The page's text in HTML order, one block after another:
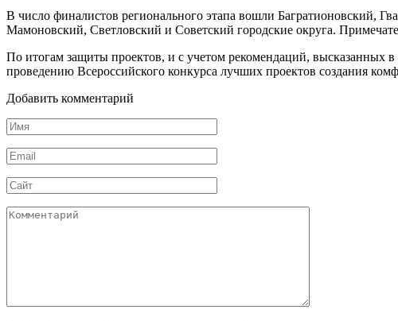
В число финалистов регионального этапа вошли Багратионовский,
Мамоновский, Светловский и Советский городские округа.
По итогам защиты проектов, и с учетом рекомендаций, высказанных
проведению Всероссийского конкурса лучших проектов создания
Добавить комментарий
Имя
Email
Сайт
Комментарий